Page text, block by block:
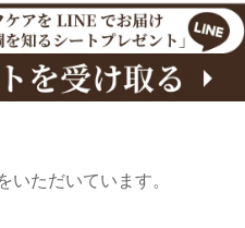
いただいています。